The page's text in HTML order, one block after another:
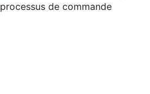
processus de commande